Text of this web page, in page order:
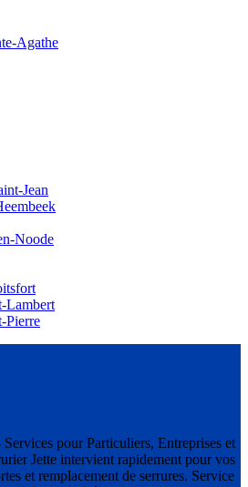
Agathe
Jean
Noode
Lambert
Pierre
pour Particuliers, Entreprises et
Jette intervient rapidement pour vos
et remplacement de serrures. Service